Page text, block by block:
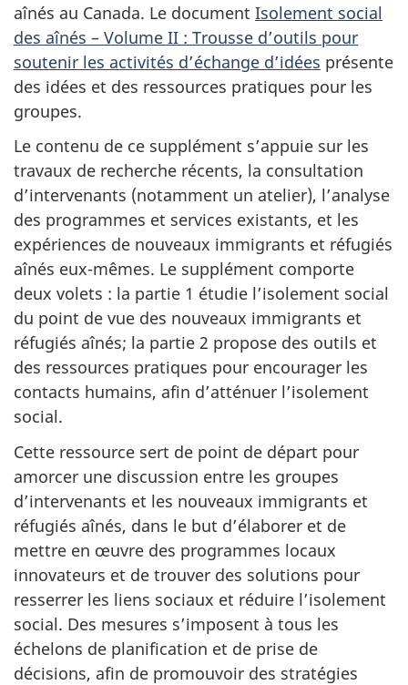
aînés au Canada. Le document Isolement social
des aînés – Volume II : Trousse d’outils pour
soutenir les activités d’échange d’idées présente
des idées et des ressources pratiques pour les
groupes.
Le contenu de ce supplément s’appuie sur les
travaux de recherche récents, la consultation
d’intervenants (notamment un atelier), l’analyse
des programmes et services existants, et les
expériences de nouveaux immigrants et réfugiés
aînés eux-mêmes. Le supplément comporte
deux volets : la partie 1 étudie l’isolement social
du point de vue des nouveaux immigrants et
réfugiés aînés; la partie 2 propose des outils et
des ressources pratiques pour encourager les
contacts humains, afin d’atténuer l’isolement
social.
Cette ressource sert de point de départ pour
amorcer une discussion entre les groupes
d’intervenants et les nouveaux immigrants et
réfugiés aînés, dans le but d’élaborer et de
mettre en œuvre des programmes locaux
innovateurs et de trouver des solutions pour
resserrer les liens sociaux et réduire l’isolement
social. Des mesures s’imposent à tous les
échelons de planification et de prise de
décisions, afin de promouvoir des stratégies